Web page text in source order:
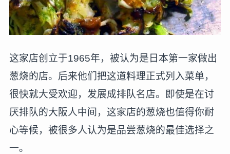
这家店创立于1965年，被认为是日本第一家做出
葱烧的店。后来他们把这道料理正式列入菜单，
很快就大受欢迎，发展成排队名店。即使是在讨
厌排队的大阪人中间，这家店的葱烧也值得你耐
心等候，被很多人认为是品尝葱烧的最佳选择之
一。